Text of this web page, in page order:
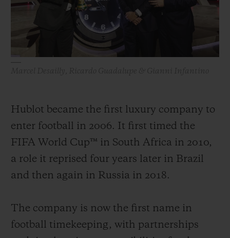
Hublot became the first luxury company to
enter football in 2006. It first timed the
FIFA World Cup™ in South Africa in 2010,
a role it reprised four years later in Brazil
and then again in Russia in 2018.
The company is now the first name in
football timekeeping, with partnerships